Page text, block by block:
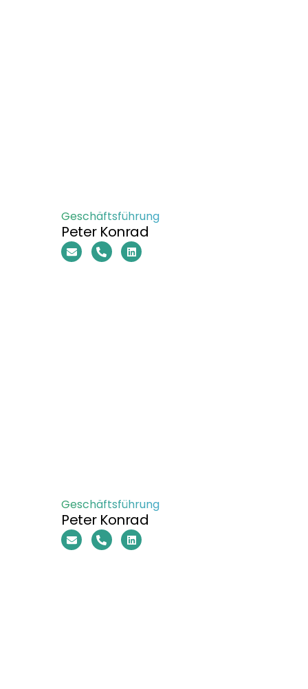
Geschäftsführung
Peter Konrad
Geschäftsführung
Peter Konrad